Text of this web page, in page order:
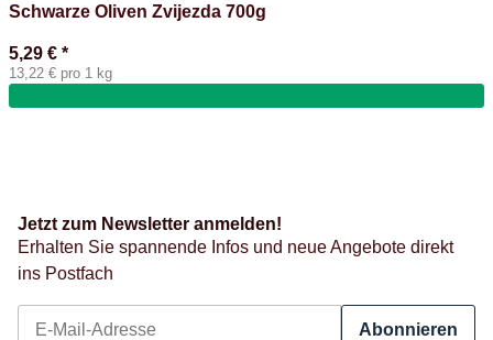
Schwarze Oliven Zvijezda 700g
5,29 € *
13,22 € pro 1 kg
Jetzt zum Newsletter anmelden!
Erhalten Sie spannende Infos und neue Angebote direkt
ins Postfach
Abonnieren